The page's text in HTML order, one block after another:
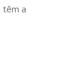
têm a